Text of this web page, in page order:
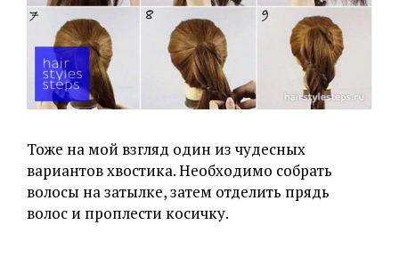
Тоже на мой взгляд один из чудесных
вариантов хвостика. Необходимо собрать
волосы на затылке, затем отделить прядь
волос и проплести косичку.